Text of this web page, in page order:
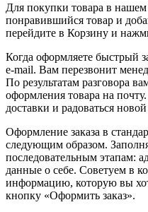
Для покупки товара в
понравившийся товар и
перейдите в Корзину и
Когда оформляете быстрый
e-mail. Вам перезвонит
По результатам разговора
оформления товара на
доставки и радоваться
Оформление заказа в
следующим образом.
последовательным этапам:
данные о себе. Советуем в
информацию, которую вы
кнопку «Оформить заказ».